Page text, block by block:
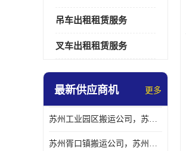
吊车出租租赁服务
叉车出租租赁服务
最新供应商机 更多
苏州工业园区搬运公司，苏州工业园区搬厂公司
苏州胥口镇搬运公司，苏州胥口镇吊装搬厂公司